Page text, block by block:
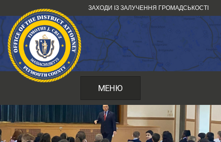
до
змісту
ЗАХОДИ ІЗ ЗАЛУЧЕННЯ ГРОМАДСЬКОСТІ
МЕНЮ